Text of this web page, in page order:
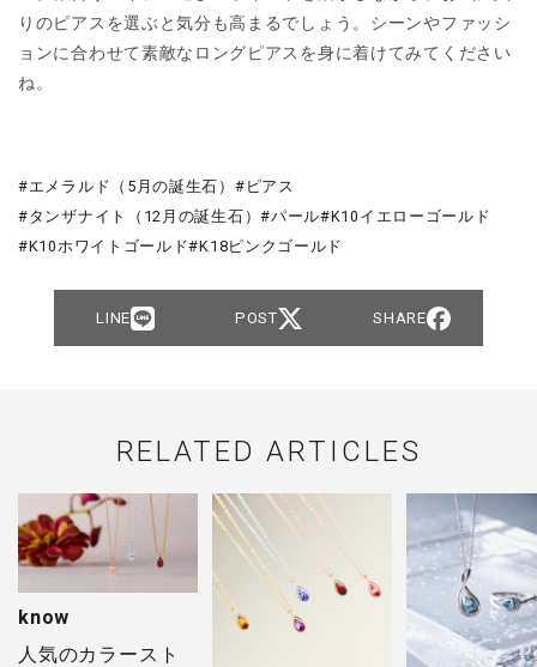
りのピアスを選ぶと気分も高まるでしょう。シーンやファッシ
ョンに合わせて素敵なロングピアスを身に着けてみてください
ね。
エメラルド（5月の誕生石）
ピアス
タンザナイト（12月の誕生石） パール K10イエローゴールド
K10ホワイトゴールド K18ピンクゴールド
LINE POST SHARE
RELATED ARTICLES
know
人気のカラースト